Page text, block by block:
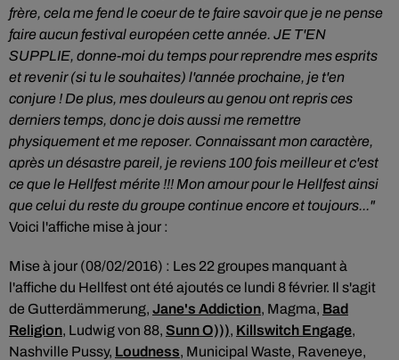
frère, cela me fend le coeur de te faire savoir que je ne pense
faire aucun festival européen cette année. JE T'EN
SUPPLIE, donne-moi du temps pour reprendre mes esprits
et revenir (si tu le souhaites) l'année prochaine, je t'en
conjure ! De plus, mes douleurs au genou ont repris ces
derniers temps, donc je dois aussi me remettre
physiquement et me reposer. Connaissant mon caractère,
après un désastre pareil, je reviens 100 fois meilleur et c'est
ce que le Hellfest mérite !!! Mon amour pour le Hellfest ainsi
que celui du reste du groupe continue encore et toujours..."
Voici l'affiche mise à jour :
Mise à jour (08/02/2016) : Les 22 groupes manquant à
l'affiche du Hellfest ont été ajoutés ce lundi 8 février. Il s'agit
de Gutterdämmerung, Jane's Addiction, Magma, Bad
Religion, Ludwig von 88, Sunn O))), Killswitch Engage,
Nashville Pussy, Loudness, Municipal Waste, Raveneye,